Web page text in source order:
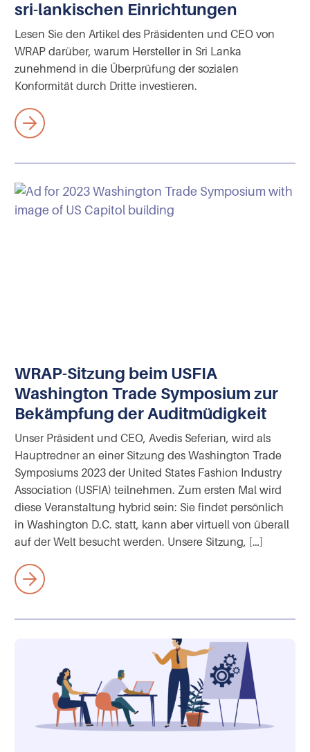
sri-lankischen Einrichtungen
Lesen Sie den Artikel des Präsidenten und CEO von
WRAP darüber, warum Hersteller in Sri Lanka
zunehmend in die Überprüfung der sozialen
Konformität durch Dritte investieren.
WRAP-Sitzung beim USFIA
Washington Trade Symposium zur
Bekämpfung der Auditmüdigkeit
Unser Präsident und CEO, Avedis Seferian, wird als
Hauptredner an einer Sitzung des Washington Trade
Symposiums 2023 der United States Fashion Industry
Association (USFIA) teilnehmen. Zum ersten Mal wird
diese Veranstaltung hybrid sein: Sie findet persönlich
in Washington D.C. statt, kann aber virtuell von überall
auf der Welt besucht werden. Unsere Sitzung, […]